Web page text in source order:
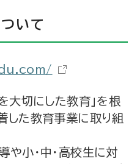
いて
切にした教育」を根
した教育事業に取り組
や小・中・高校生に対